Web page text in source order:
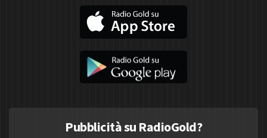
Pubblicità su RadioGold?